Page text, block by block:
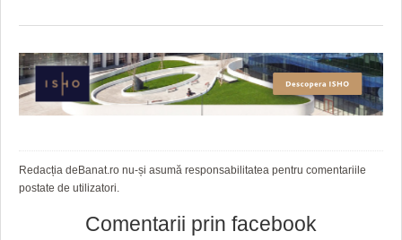
Redacția deBanat.ro nu-și asumă responsabilitatea pentru comentariile
postate de utilizatori.
Comentarii prin facebook